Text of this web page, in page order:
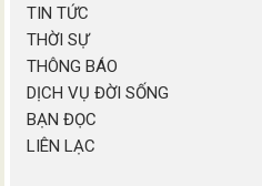
TIN TỨC
THỜI SỰ
THÔNG BÁO
DỊCH VỤ ĐỜI SỐNG
BẠN ĐỌC
LIÊN LẠC